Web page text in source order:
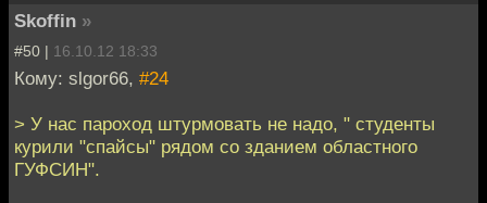
Skoffin »
#50 | 16.10.12 18:33
Кому: slgor66, #24
> У нас пароход штурмовать не надо, " студенты
курили "спайсы" рядом со зданием областного
ГУФСИН".